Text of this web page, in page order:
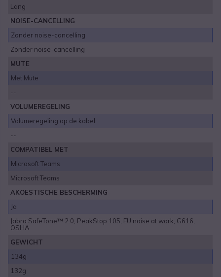
Lang
NOISE-CANCELLING
Zonder noise-cancelling
Zonder noise-cancelling
MUTE
Met Mute
--
VOLUMEREGELING
Volumeregeling op de kabel
--
COMPATIBEL MET
Microsoft Teams
Microsoft Teams
AKOESTISCHE BESCHERMING
Ja
Jabra SafeTone™ 2.0, PeakStop 105, EU noise at work, G616,
OSHA
GEWICHT
134g
132g